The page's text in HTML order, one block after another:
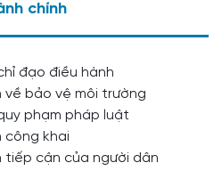
chính
đạo điều hành
về bảo vệ môi trường
phạm pháp luật
công khai
tiếp cận của người dân